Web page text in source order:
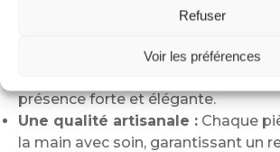
Refuser
Voir les préférences
scène mythique, il plonge votre
Un design expressif :La tête de
présence forte et élégante.
Une qualité artisanale : Chaque
la main avec soin, garantissant un